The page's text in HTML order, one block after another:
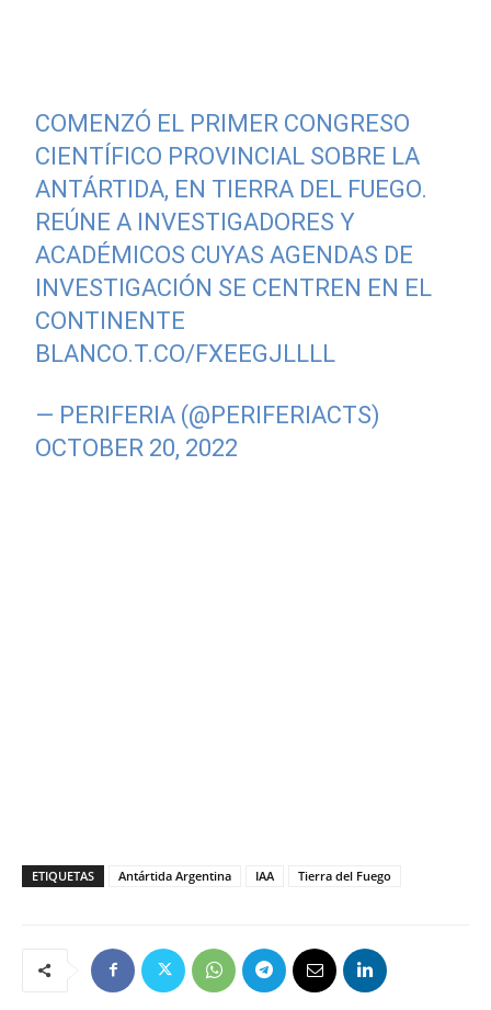
COMENZÓ EL PRIMER CONGRESO
CIENTÍFICO PROVINCIAL SOBRE LA
ANTÁRTIDA, EN TIERRA DEL FUEGO.
REÚNE A INVESTIGADORES Y
ACADÉMICOS CUYAS AGENDAS DE
INVESTIGACIÓN SE CENTREN EN EL
CONTINENTE
BLANCO.T.CO/FXEEGJLLLL
— PERIFERIA (@PERIFERIACTS)
OCTOBER 20, 2022
ETIQUETAS Antártida Argentina IAA Tierra del Fuego